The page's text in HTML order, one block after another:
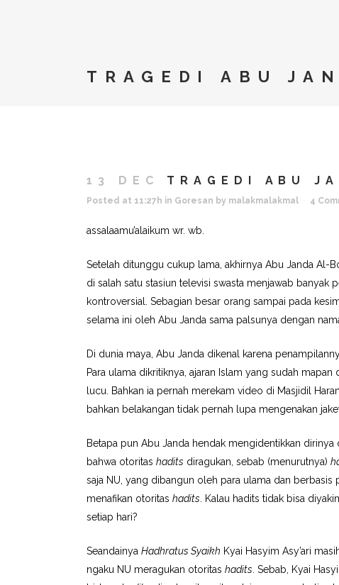
TRAGEDI ABU
13 DEC TRAGEDI ABU
Posted at 11:27h in Goresan by malakmalakmal 4
assalaamu’alaikum wr. wb.
Setelah ditunggu cukup lama, akhirnya Abu Janda Al-
di salah satu stasiun televisi swasta menjawab
kontroversial. Sebagian besar orang sampai pada
selama ini oleh Abu Janda sama palsunya dengan
Di dunia maya, Abu Janda dikenal karena
Para ulama dikritiknya, ajaran Islam yang sudah
lucu. Bahkan ia pernah merekam video di Masjidil
bahkan belakangan tidak pernah lupa mengenakan
Betapa pun Abu Janda hendak mengidentikkan
bahwa otoritas hadits diragukan, sebab (menurutnya)
saja NU, yang dibangun oleh para ulama dan
menafikan otoritas hadits . Kalau hadits tidak bisa
setiap hari?
Seandainya Hadhratus Syaikh Kyai Hasyim Asy’ari
ngaku NU meragukan otoritas hadits . Sebab, Kyai